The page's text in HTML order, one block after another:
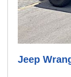
Jeep